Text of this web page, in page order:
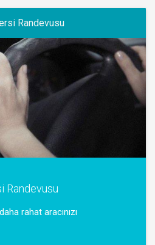
Randevusu
Randevusu
rahat aracınızı